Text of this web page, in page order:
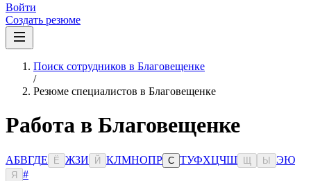
Войти
Создать резюме
Поиск сотрудников в Благовещенке
/
Резюме специалистов в Благовещенке
Работа в Благовещенке
АБВГДЕ Ё ЖЗИ Й КЛМНОПР С ТУФХЦЧШ Ы ЭЮ
Я
#